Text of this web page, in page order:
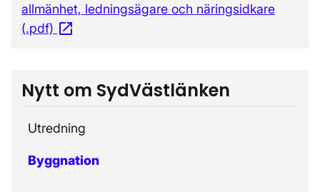
allmänhet, ledningsägare och näringsidkare
(.pdf) open_in_new
Nytt om SydVästlänken
Utredning
Byggnation